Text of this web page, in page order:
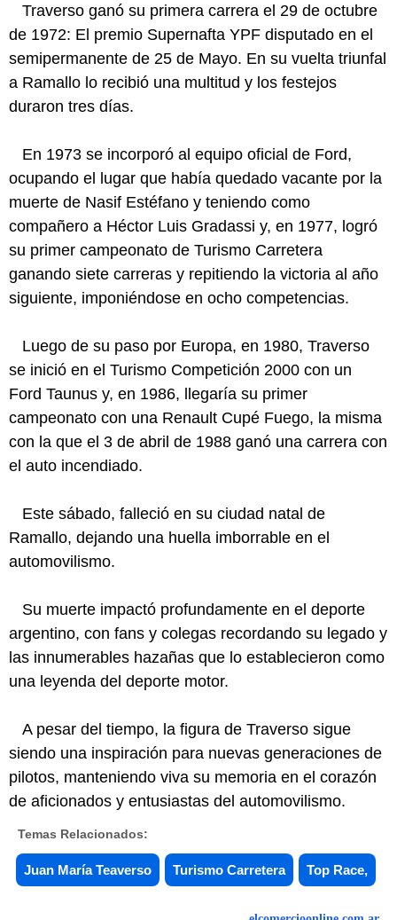
Traverso ganó su primera carrera el 29 de octubre
de 1972: El premio Supernafta YPF disputado en el
semipermanente de 25 de Mayo. En su vuelta triunfal
a Ramallo lo recibió una multitud y los festejos
duraron tres días.
En 1973 se incorporó al equipo oficial de Ford,
ocupando el lugar que había quedado vacante por la
muerte de Nasif Estéfano y teniendo como
compañero a Héctor Luis Gradassi y, en 1977, logró
su primer campeonato de Turismo Carretera
ganando siete carreras y repitiendo la victoria al año
siguiente, imponiéndose en ocho competencias.
Luego de su paso por Europa, en 1980, Traverso
se inició en el Turismo Competición 2000 con un
Ford Taunus y, en 1986, llegaría su primer
campeonato con una Renault Cupé Fuego, la misma
con la que el 3 de abril de 1988 ganó una carrera con
el auto incendiado.
Este sábado, falleció en su ciudad natal de
Ramallo, dejando una huella imborrable en el
automovilismo.
Su muerte impactó profundamente en el deporte
argentino, con fans y colegas recordando su legado y
las innumerables hazañas que lo establecieron como
una leyenda del deporte motor.
A pesar del tiempo, la figura de Traverso sigue
siendo una inspiración para nuevas generaciones de
pilotos, manteniendo viva su memoria en el corazón
de aficionados y entusiastas del automovilismo.
Temas Relacionados:
Juan María Teaverso Turismo Carretera Top Race,